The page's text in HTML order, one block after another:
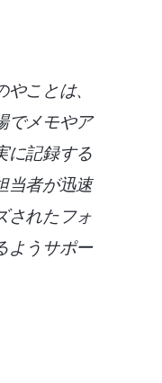
ことは、
でメモやア
に記録する
当者が迅速
されたフォ
ようサポー